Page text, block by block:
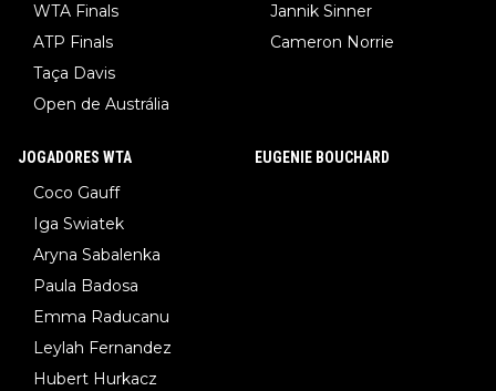
WTA Finals
ATP Finals
Taça Davis
Open de Austrália
Jannik Sinner
Cameron Norrie
JOGADORES WTA
Coco Gauff
Iga Swiatek
Aryna Sabalenka
Paula Badosa
Emma Raducanu
Leylah Fernandez
Hubert Hurkacz
EUGENIE BOUCHARD